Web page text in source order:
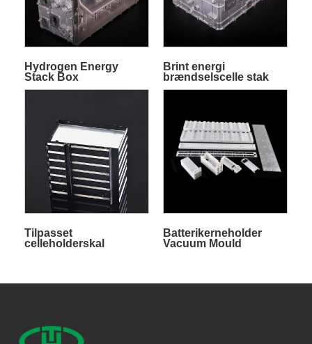
Hydrogen Energy
Stack Box
Brint energi
brændselscelle stak
Tilpasset
celleholderskal
Batterikerneholder
Vacuum Mould